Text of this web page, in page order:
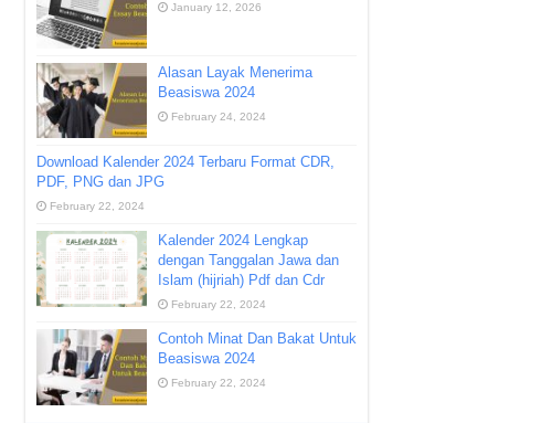
January 12, 2026
Alasan Layak Menerima
Beasiswa 2024
February 24, 2024
Download Kalender 2024 Terbaru Format CDR,
PDF, PNG dan JPG
February 22, 2024
Kalender 2024 Lengkap
dengan Tanggalan Jawa dan
Islam (hijriah) Pdf dan Cdr
February 22, 2024
Contoh Minat Dan Bakat Untuk
Beasiswa 2024
February 22, 2024